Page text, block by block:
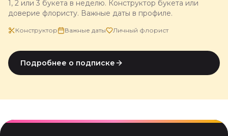
1, 2 или 3 букета в неделю. Конструктор букета или
доверие флористу. Важные даты в профиле.
Конструктор Важные даты Личный флорист
Подробнее о подписке